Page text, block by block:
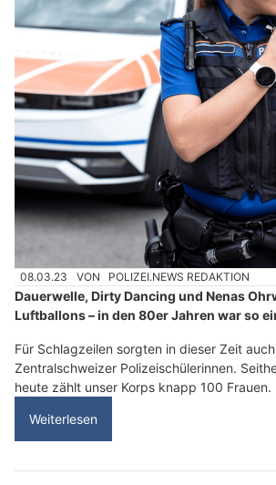
08.03.23 VON POLIZEI.NEWS REDAKTION
Dauerwelle, Dirty Dancing und Nenas
Luftballons – in den 80er Jahren war so
Für Schlagzeilen sorgten in dieser Zeit
Zentralschweizer Polizeischülerinnen.
heute zählt unser Korps knapp 100 Frauen.
Weiterlesen